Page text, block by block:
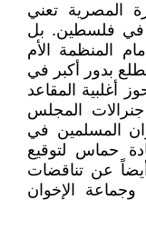
المصرية تعني
في فلسطين. بل
المنظمة الأم
بدور أكبر في
أغلبية المقاعد
المجلس
المسلمين في
حماس لتوقيع
عن تناقضات
الإخوان